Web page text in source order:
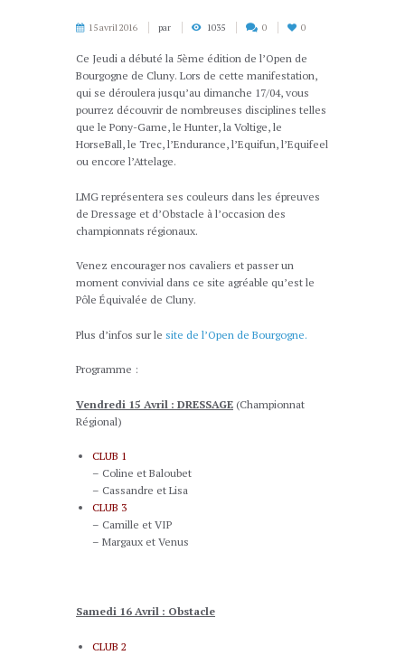
15 avril 2016 par 1035 0 0
Ce Jeudi a débuté la 5ème édition de l’Open de
Bourgogne de Cluny. Lors de cette manifestation,
qui se déroulera jusqu’au dimanche 17/04, vous
pourrez découvrir de nombreuses disciplines telles
que le Pony-Game, le Hunter, la Voltige, le
HorseBall, le Trec, l’Endurance, l’Equifun, l’Equifeel
ou encore l’Attelage.
LMG représentera ses couleurs dans les épreuves
de Dressage et d’Obstacle à l’occasion des
championnats régionaux.
Venez encourager nos cavaliers et passer un
moment convivial dans ce site agréable qu’est le
Pôle Équivalée de Cluny.
Plus d’infos sur le site de l’Open de Bourgogne.
Programme :
Vendredi 15 Avril : DRESSAGE (Championnat
Régional)
CLUB 1
– Coline et Baloubet
– Cassandre et Lisa
CLUB 3
– Camille et VIP
– Margaux et Venus
Samedi 16 Avril : Obstacle
CLUB 2